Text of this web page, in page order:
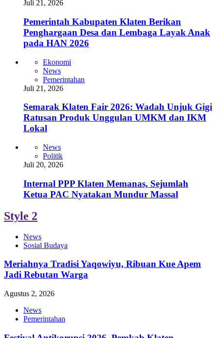
Juli 21, 2026
Pemerintah Kabupaten Klaten Berikan
Penghargaan Desa dan Lembaga Layak Anak
pada HAN 2026
Ekonomi
News
Pemerintahan
Juli 21, 2026
Semarak Klaten Fair 2026: Wadah Unjuk Gigi
Ratusan Produk Unggulan UMKM dan IKM
Lokal
News
Politik
Juli 20, 2026
Internal PPP Klaten Memanas, Sejumlah
Ketua PAC Nyatakan Mundur Massal
Style 2
News
Sosial Budaya
Meriahnya Tradisi Yaqowiyu, Ribuan Kue Apem
Jadi Rebutan Warga
Agustus 2, 2026
News
Pemerintahan